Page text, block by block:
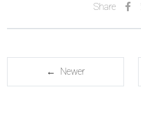
Share
← Newer